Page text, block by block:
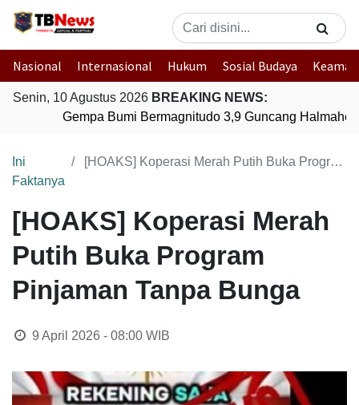
Nasional Internasional Hukum Sosial Budaya
Senin, 10 Agustus 2026 BREAKING NEWS:
Gempa Bumi Bermagnitudo 3,9 Guncang
Ini
Faktanya
[HOAKS] Koperasi Merah Putih Buka Program Pinjaman Tanpa Bunga
[HOAKS] Koperasi Merah
Putih Buka Program
Pinjaman Tanpa Bunga
9 April 2026 - 08:00WIB